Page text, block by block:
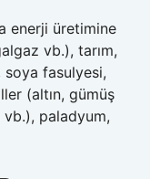
enerji üretimine
vb.), tarım,
soya fasulyesi,
(altın, gümüş
paladyum,